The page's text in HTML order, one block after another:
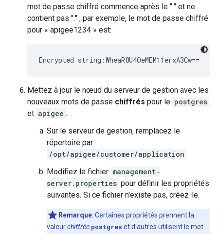
mot de passe chiffré commence après le ":" et ne
contient pas ":" ; par exemple, le mot de passe chiffré
pour « apigee1234 » est:
Encrypted string:WheaR8U4OeMEM11erxA3Cw==
Mettez à jour le nœud du serveur de gestion avec les
nouveaux mots de passe chiffrés pour le postgres
et apigee .
Sur le serveur de gestion, remplacez le
répertoire par
/opt/apigee/customer/application
Modifiez le fichier management-
server.properties pour définir les propriétés
suivantes. Si ce fichier n'existe pas, créez-le.
Remarque: Certaines propriétés prennent la
valeurchiffrée postgres et d'autres utilisent le mot